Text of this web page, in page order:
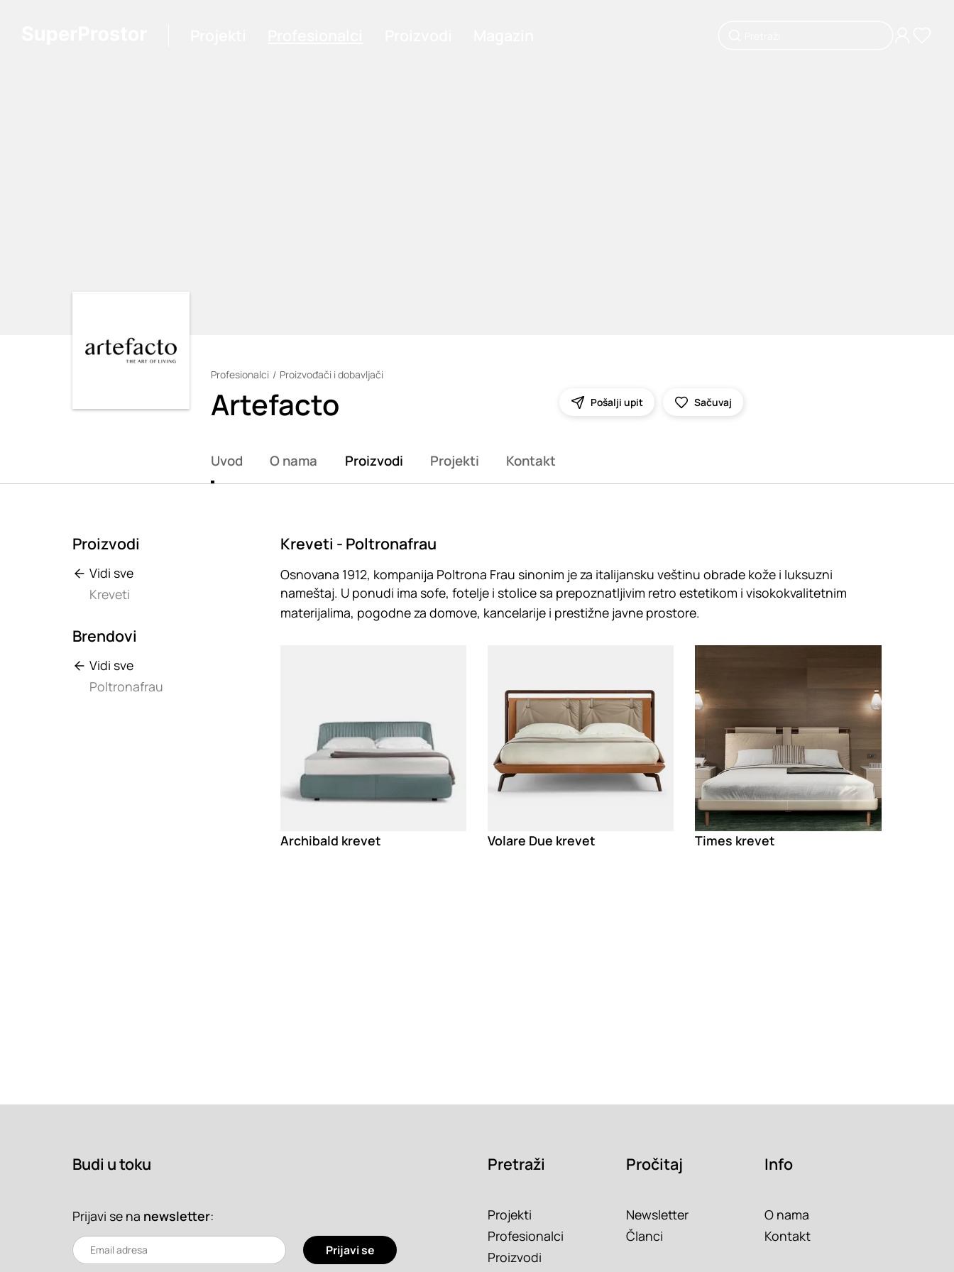
Profesionalci Proizvođači i dobavljači
Artefacto Pošalji upit Sačuvaj
Uvod O nama Proizvodi Projekti Kontakt
Proizvodi
Vidi sve
Kreveti
Brendovi
Vidi sve
Poltronafrau
Kreveti - Poltronafrau
Osnovana 1912, kompanija Poltrona Frau sinonim je za italijansku veštinu obrade kože i luksuzni
nameštaj. U ponudi ima sofe, fotelje i stolice sa prepoznatljivim retro estetikom i visokokvalitetnim
materijalima, pogodne za domove, kancelarije i prestižne javne prostore.
Archibald krevet Volare Due krevet Times krevet
Budi u toku
Prijavi se na newsletter:
Prijavi se
Pretraži
Projekti
Profesionalci
Proizvodi
Pročitaj
Newsletter
Članci
Info
O nama
Kontakt